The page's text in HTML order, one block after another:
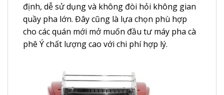
định, dễ sử dụng và không đòi hỏi không gian
quầy pha lớn. Đây cũng là lựa chọn phù hợp
cho các quán mới mở muốn đầu tư máy pha cà
phê Ý chất lượng cao với chi phí hợp lý.